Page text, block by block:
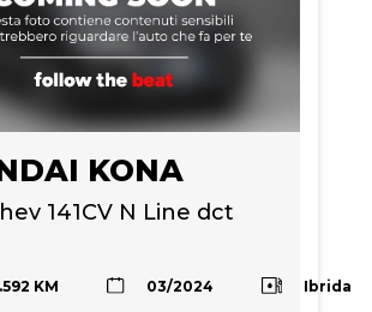
KONA
141CV N Line dct
KM 03/2024 Ibrida